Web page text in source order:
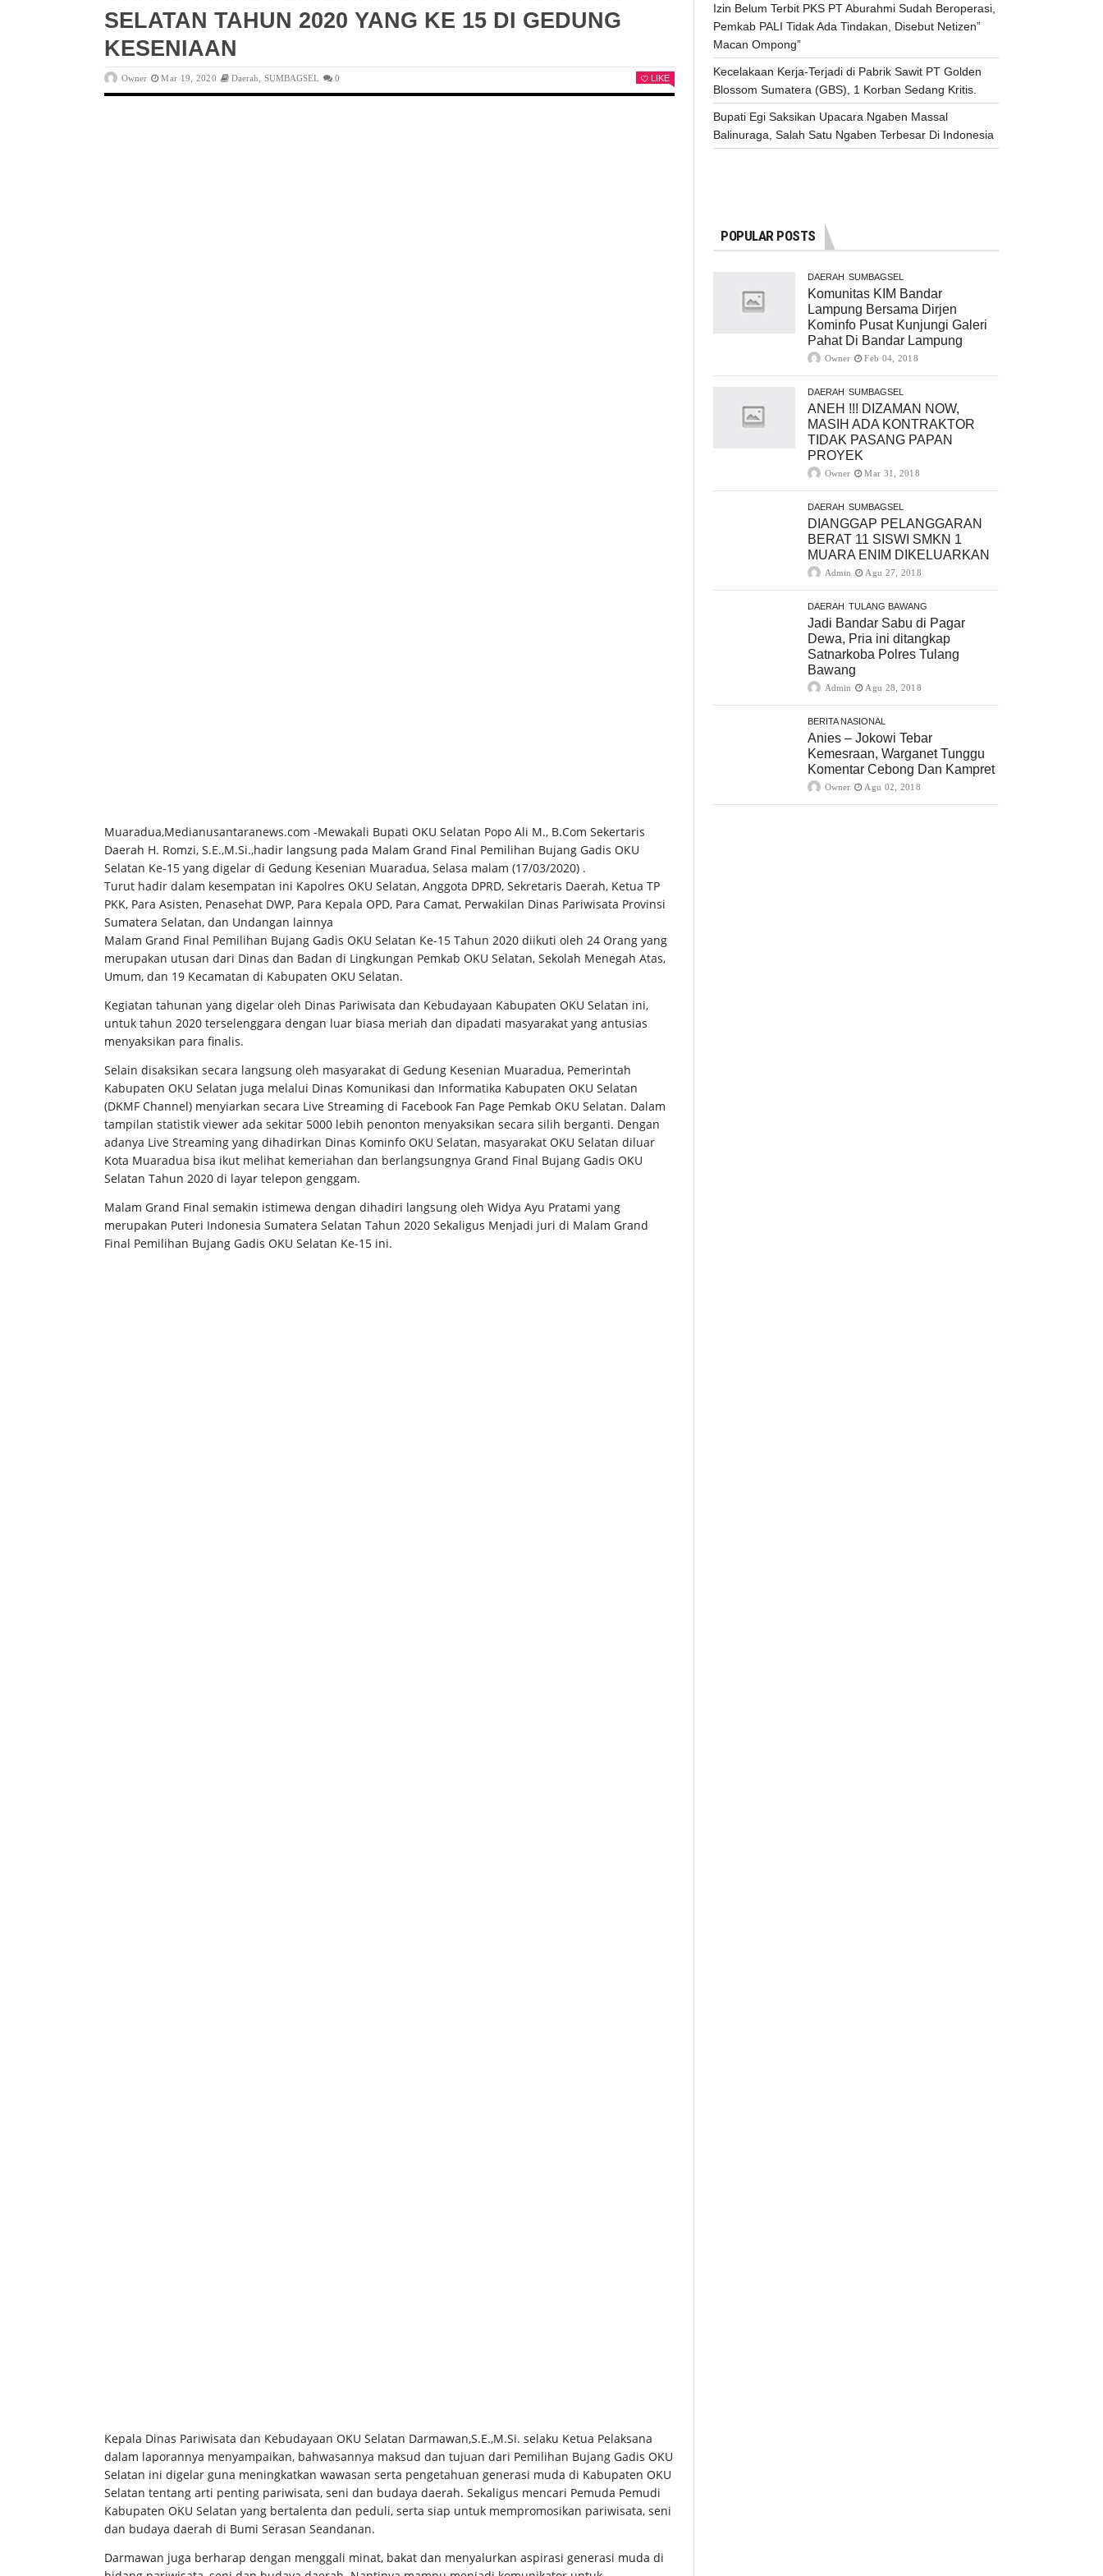
SELATAN TAHUN 2020 YANG KE 15 DI GEDUNG
KESENIAAN
Owner Mar 19, 2020 Daerah SUMBAGSEL 0 LIKE
Muaradua,Medianusantaranews.com -Mewakali Bupati OKU Selatan Popo Ali M., B.Com Sekertaris
Daerah H. Romzi, S.E.,M.Si.,hadir langsung pada Malam Grand Final Pemilihan Bujang Gadis OKU
Selatan Ke-15 yang digelar di Gedung Kesenian Muaradua, Selasa malam (17/03/2020) .
Turut hadir dalam kesempatan ini Kapolres OKU Selatan, Anggota DPRD, Sekretaris Daerah, Ketua TP
PKK, Para Asisten, Penasehat DWP, Para Kepala OPD, Para Camat, Perwakilan Dinas Pariwisata Provinsi
Sumatera Selatan, dan Undangan lainnya
Malam Grand Final Pemilihan Bujang Gadis OKU Selatan Ke-15 Tahun 2020 diikuti oleh 24 Orang yang
merupakan utusan dari Dinas dan Badan di Lingkungan Pemkab OKU Selatan, Sekolah Menegah Atas,
Umum, dan 19 Kecamatan di Kabupaten OKU Selatan.
Kegiatan tahunan yang digelar oleh Dinas Pariwisata dan Kebudayaan Kabupaten OKU Selatan ini,
untuk tahun 2020 terselenggara dengan luar biasa meriah dan dipadati masyarakat yang antusias
menyaksikan para finalis.
Selain disaksikan secara langsung oleh masyarakat di Gedung Kesenian Muaradua, Pemerintah
Kabupaten OKU Selatan juga melalui Dinas Komunikasi dan Informatika Kabupaten OKU Selatan
(DKMF Channel) menyiarkan secara Live Streaming di Facebook Fan Page Pemkab OKU Selatan. Dalam
tampilan statistik viewer ada sekitar 5000 lebih penonton menyaksikan secara silih berganti. Dengan
adanya Live Streaming yang dihadirkan Dinas Kominfo OKU Selatan, masyarakat OKU Selatan diluar
Kota Muaradua bisa ikut melihat kemeriahan dan berlangsungnya Grand Final Bujang Gadis OKU
Selatan Tahun 2020 di layar telepon genggam.
Malam Grand Final semakin istimewa dengan dihadiri langsung oleh Widya Ayu Pratami yang
merupakan Puteri Indonesia Sumatera Selatan Tahun 2020 Sekaligus Menjadi juri di Malam Grand
Final Pemilihan Bujang Gadis OKU Selatan Ke-15 ini.
Kepala Dinas Pariwisata dan Kebudayaan OKU Selatan Darmawan,S.E.,M.Si. selaku Ketua Pelaksana
dalam laporannya menyampaikan, bahwasannya maksud dan tujuan dari Pemilihan Bujang Gadis OKU
Selatan ini digelar guna meningkatkan wawasan serta pengetahuan generasi muda di Kabupaten OKU
Selatan tentang arti penting pariwisata, seni dan budaya daerah. Sekaligus mencari Pemuda Pemudi
Kabupaten OKU Selatan yang bertalenta dan peduli, serta siap untuk mempromosikan pariwisata, seni
dan budaya daerah di Bumi Serasan Seandanan.
Darmawan juga berharap dengan menggali minat, bakat dan menyalurkan aspirasi generasi muda di
Izin Belum Terbit PKS PT Aburahmi Sudah Beroperasi,
Pemkab PALI Tidak Ada Tindakan, Disebut Netizen”
Macan Ompong”
Kecelakaan Kerja-Terjadi di Pabrik Sawit PT Golden
Blossom Sumatera (GBS), 1 Korban Sedang Kritis.
Bupati Egi Saksikan Upacara Ngaben Massal
Balinuraga, Salah Satu Ngaben Terbesar Di Indonesia
POPULAR POSTS
DAERAH SUMBAGSEL
Komunitas KIM Bandar
Lampung Bersama Dirjen
Kominfo Pusat Kunjungi Galeri
Pahat Di Bandar Lampung
Owner Feb 04, 2018
DAERAH SUMBAGSEL
ANEH !!! DIZAMAN NOW,
MASIH ADA KONTRAKTOR
TIDAK PASANG PAPAN
PROYEK
Owner Mar 31, 2018
DAERAH SUMBAGSEL
DIANGGAP PELANGGARAN
BERAT 11 SISWI SMKN 1
MUARA ENIM DIKELUARKAN
Admin Agu 27, 2018
DAERAH TULANG BAWANG
Jadi Bandar Sabu di Pagar
Dewa, Pria ini ditangkap
Satnarkoba Polres Tulang
Bawang
Admin Agu 28, 2018
BERITA NASIONAL
Anies – Jokowi Tebar
Kemesraan, Warganet Tunggu
Komentar Cebong Dan Kampret
Owner Agu 02, 2018